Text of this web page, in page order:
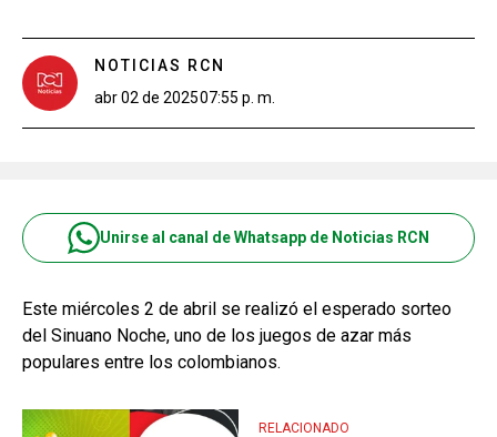
NOTICIAS RCN
abr 02 de 202507:55 p. m.
Unirse al canal de Whatsapp de Noticias RCN
Este miércoles 2 de abril se realizó el esperado sorteo
del Sinuano Noche, uno de los juegos de azar más
populares entre los colombianos.
RELACIONADO